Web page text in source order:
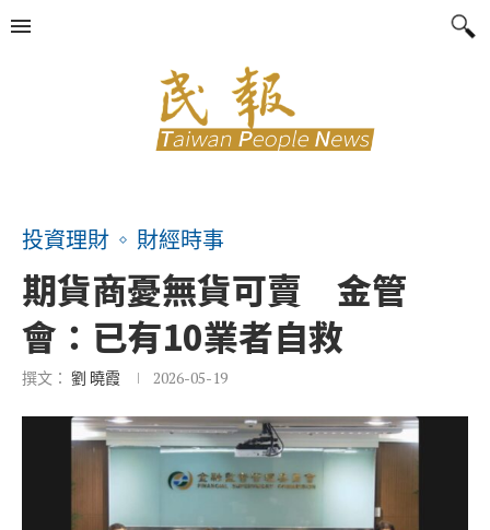
投資理財 財經時事
期貨商憂無貨可賣 金管
會：已有10業者自救
撰文： 劉 曉霞 2026-05-19